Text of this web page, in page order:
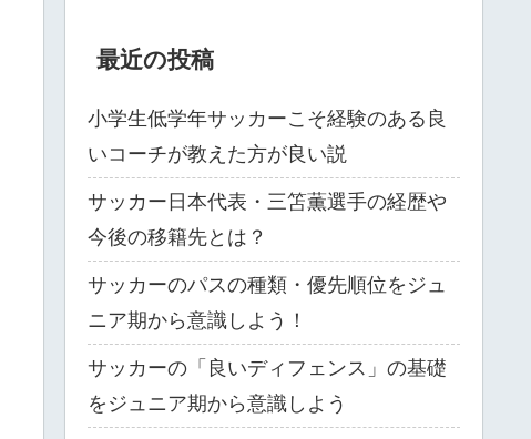
最近の投稿
小学生低学年サッカーこそ経験のある良
いコーチが教えた方が良い説
サッカー日本代表・三笘薫選手の経歴や
今後の移籍先とは？
サッカーのパスの種類・優先順位をジュ
ニア期から意識しよう！
サッカーの「良いディフェンス」の基礎
をジュニア期から意識しよう